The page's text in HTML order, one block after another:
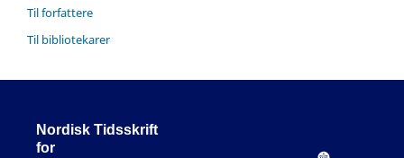
Til forfattere
Til bibliotekarer
Nordisk Tidsskrift
for